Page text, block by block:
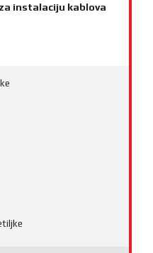
instalaciju kablova